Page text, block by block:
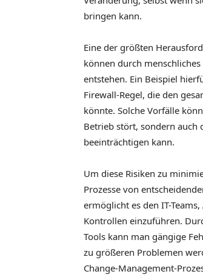
bringen kann.
Eine der größten
können durch
entstehen. Ein Beispiel
Firewall-Regel, die den
könnte. Solche Vorfälle
Betrieb stört, sondern auch
beeinträchtigen kann.
Um diese Risiken zu
Prozesse von
ermöglicht es den IT-
Kontrollen einzuführen.
Tools kann man gängige
zu größeren Problemen
Change-Management-